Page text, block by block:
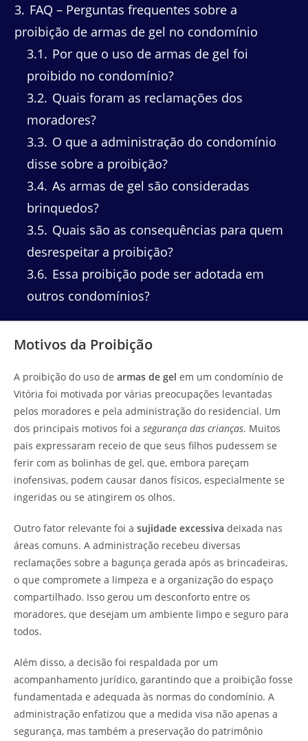
3 FAQ – Perguntas frequentes sobre a
proibição de armas de gel no condomínio
3.1
Por que o uso de armas de gel foi
proibido no condomínio?
3.2 Quais foram as reclamações dos
moradores?
3.3 O que a administração do condomínio
disse sobre a proibição?
3.4 As armas de gel são consideradas
brinquedos?
3.5 Quais são as consequências para quem
desrespeitar a proibição?
3.6 Essa proibição pode ser adotada em
outros condomínios?
Motivos da Proibição
A proibição do uso de armas de gel em um condomínio de
Vitória foi motivada por várias preocupações levantadas
pelos moradores e pela administração do residencial. Um
dos principais motivos foi a segurança das crianças. Muitos
pais expressaram receio de que seus filhos pudessem se
ferir com as bolinhas de gel, que, embora pareçam
inofensivas, podem causar danos físicos, especialmente se
ingeridas ou se atingirem os olhos.
Outro fator relevante foi a sujidade excessiva deixada nas
áreas comuns. A administração recebeu diversas
reclamações sobre a bagunça gerada após as brincadeiras,
o que compromete a limpeza e a organização do espaço
compartilhado. Isso gerou um desconforto entre os
moradores, que desejam um ambiente limpo e seguro para
todos.
Além disso, a decisão foi respaldada por um
acompanhamento jurídico, garantindo que a proibição fosse
fundamentada e adequada às normas do condomínio. A
administração enfatizou que a medida visa não apenas a
segurança, mas também a preservação do patrimônio